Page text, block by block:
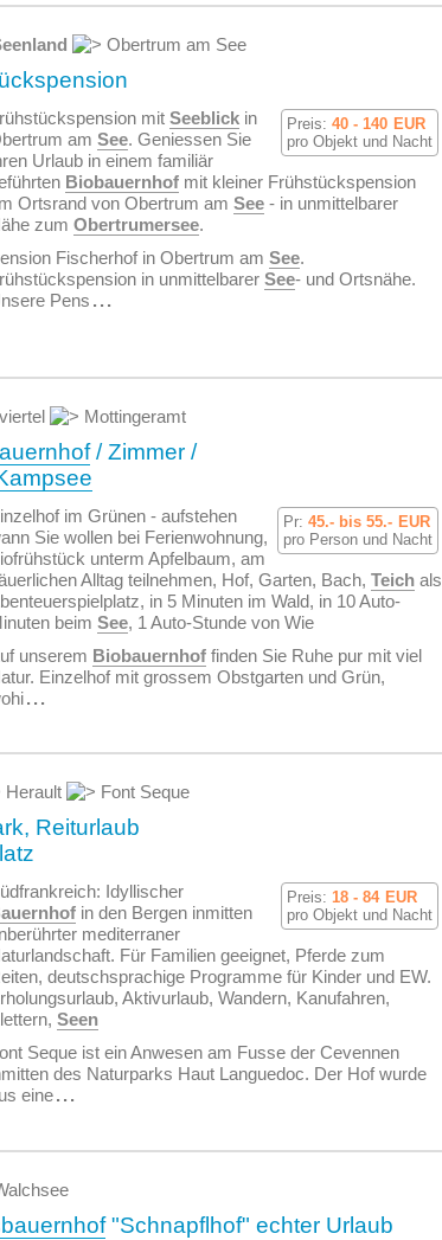
Obertrum am See
Preis: 40 - 140 EUR
pro Objekt und Nacht
mit Seeblick in
am See. Geniessen Sie
Urlaub in einem familiär
Biobauernhof mit kleiner Frühstückspension
Ortsrand von Obertrum am See - in unmittelbarer
zum Obertrumersee.
Fischerhof in Obertrum am See.
in unmittelbarer See- und Ortsnähe.
Pens ...
Mottingeramt
/ Zimmer /
Pr: 45.- bis 55.- EUR
pro Person und Nacht
im Grünen - aufstehen
Sie wollen bei Ferien­wohnung,
unterm Apfelbaum, am
Alltag teilnehmen, Hof, Garten, Bach, Teich als
in 5 Minuten im Wald, in 10 Auto-
beim See, 1 Auto-Stunde von Wie
unserem Biobauernhof finden Sie Ruhe pur mit viel
Einzelhof mit grossem Obstgarten und Grün,
...
Herault Font Seque
Reiturlaub
Preis: 18 - 84 EUR
pro Objekt und Nacht
Idyllischer
in den Bergen inmitten
mediterraner
Für Familien geeignet, Pferde zum
deutschsprachige Programme für Kinder und EW.
Aktivurlaub, Wandern, Kanufahren,
Seen
Seque ist ein Anwesen am Fusse der Cevennen
des Naturparks Haut Languedoc. Der Hof wurde
eine...
"Schnapflhof" echter Urlaub